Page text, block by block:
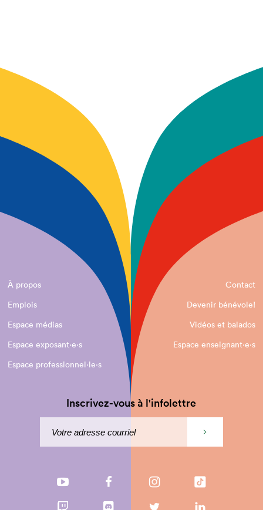
À propos
Contact
Emplois
Devenir bénévole!
Espace médias
Vidéos et balados
Espace exposant·e⋅s
Espace enseignant·e⋅s
Espace professionnel·le⋅s
Inscrivez-vous à l'infolettre